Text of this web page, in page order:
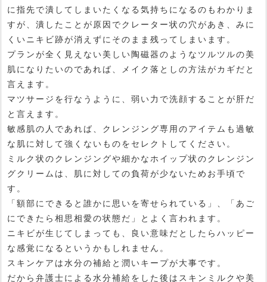
に指先で潰してしまいたくなる気持ちになるのもわかりま
すが、潰したことが原因でクレーター状の穴があき、みに
くいニキビ跡が消えずにそのまま残ってしまいます。
プランが全く見えない美しい陶磁器のようなツルツルの美
肌になりたいのであれば、メイク落としの方法がカギだと
言えます。
マツサージを行なうように、弱い力で洗顔することが肝だ
と言えます。
敏感肌の人であれば、クレンジング専用のアイテムも過敏
な肌に対して強くないものをセレクトしてください。
ミルク状のクレンジングや細かなホイップ状のクレンジン
グクリームは、肌に対しての負荷が少ないためお手頃で
す。
「額部にできると誰かに思いを寄せられている」、「あご
にできたら相思相愛の状態だ」とよく言われます。
ニキビが生じてしまっても、良い意味だとしたらハッピー
な感覚になるというかもしれません。
スキンケアは水分の補給と潤いキープが大事です。
だから弁護士による水分補給をした後はスキンミルクや美